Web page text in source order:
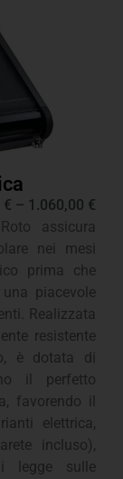
€ – 1.060,00 €
assicura
nei mesi
prima che
piacevole
Realizzata
resistente
è dotata di
il perfetto
favorendo il
elettrica,
incluso),
legge sulle